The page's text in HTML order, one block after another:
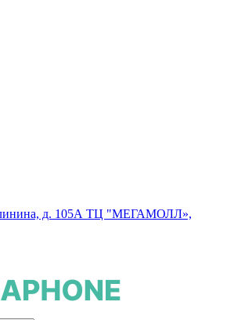
д. 105А ТЦ "МЕГАМОЛЛ»,